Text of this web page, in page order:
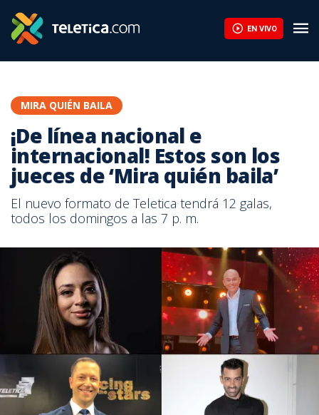
EN VIVO
MIRA QUIÉN BAILA
¡De línea nacional e
internacional! Estos son los
jueces de ‘Mira quién baila’
El nuevo formato de Teletica tendrá 12 galas,
todos los domingos a las 7 p. m.